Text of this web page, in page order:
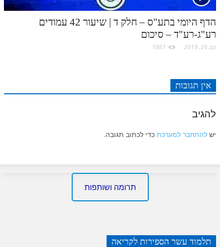
הדף היומי בתע"ס – חלק ד | שיעור 42 עמודים
רע"ג-רע"ד – סיכום
נוב 26, 2019 1861
אין תגובות
להגיב
יש להתחבר למערכת כדי לכתוב תגובה.
תרומה ושותפות
תלמוד עשר הספירות לקריאה